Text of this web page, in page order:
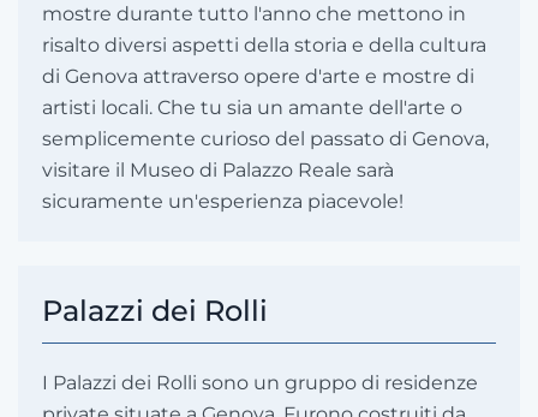
mostre durante tutto l'anno che mettono in
risalto diversi aspetti della storia e della cultura
di Genova attraverso opere d'arte e mostre di
artisti locali. Che tu sia un amante dell'arte o
semplicemente curioso del passato di Genova,
visitare il Museo di Palazzo Reale sarà
sicuramente un'esperienza piacevole!
Palazzi dei Rolli
I Palazzi dei Rolli sono un gruppo di residenze